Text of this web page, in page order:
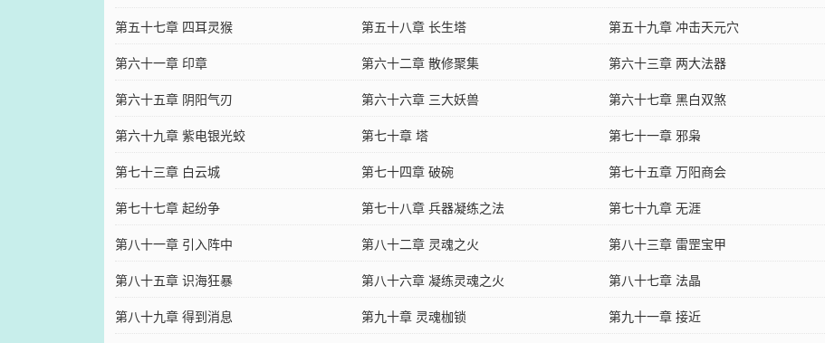
第五十七章 四耳灵猴
第五十八章 长生塔 第五十九章 冲击天元穴
第六十一章 印章
第六十二章 散修聚集 第六十三章 两大法器
第六十五章 阴阳气刃
第六十六章 三大妖兽 第六十七章 黑白双煞
第六十九章 紫电银光蛟
第七十章 塔 第七十一章 邪枭
第七十三章 白云城
第七十四章 破碗 第七十五章 万阳商会
第七十七章 起纷争
第七十八章 兵器凝练之法 第七十九章 无涯
第八十一章 引入阵中
第八十二章 灵魂之火 第八十三章 雷罡宝甲
第八十五章 识海狂暴
第八十六章 凝练灵魂之火 第八十七章 法晶
第八十九章 得到消息
第九十章 灵魂枷锁 第九十一章 接近